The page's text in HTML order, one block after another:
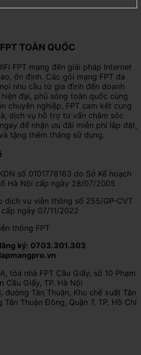
TOÀN QUỐC
FPT mang đến giải pháp Internet
ổn định. Các gói mạng FPT đa
nhu cầu từ gia đình đến doanh
đại, phủ sóng toàn quốc cùng
chuyên nghiệp, FPT cam kết cung
dịch vụ hỗ trợ tư vấn chăm sóc
để nhận ưu đãi miễn phí lắp đặt,
tặng thêm tháng sử dụng.
số 0101778163 do Sở Kế hoạch
Hà Nội cấp ngày 28/07/2005
dịch vụ viễn thông số 255/GP-CVT
ngày 07/11/2022
thông FPT
ký: 0703.301.303
tòa nhà FPT Cầu Giấy, số 10 Phạm
Cầu Giấy, TP. Hà Nội
đường Tân Thuận, Khu chế xuất Tân
Tân Thuận Đông, Quận 7, TP. Hồ Chí